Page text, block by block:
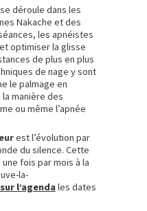
se déroule dans les
Nakache et des
les apnéistes
optimiser la glisse
de plus en plus
de nage y sont
le palmage en
la manière des
ou même l’apnée
est l’évolution par
du silence. Cette
fois par mois à la
la-
l’agendales dates